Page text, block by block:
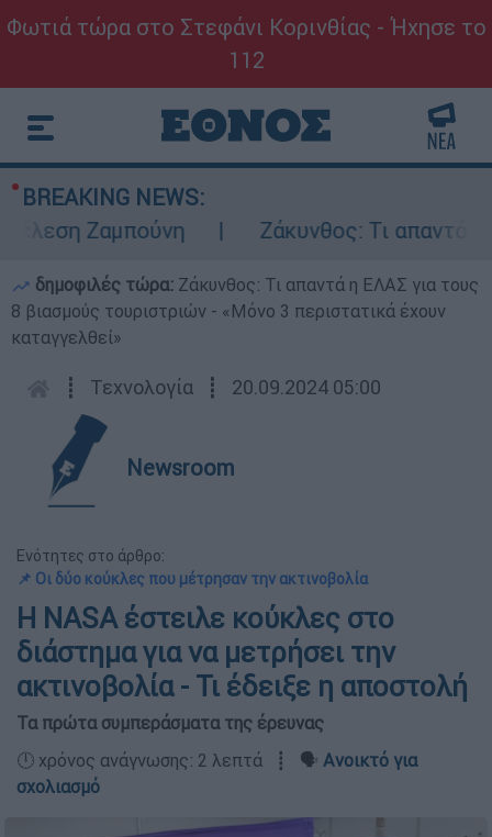
Φωτιά τώρα στο Στεφάνι Κορινθίας - Ήχησε το
112
BREAKING NEWS:
Ζαμπούνη
Ζάκυνθος: Τι απαντά η
δημοφιλές τώρα: Ζάκυνθος: Τι απαντά η ΕΛΑΣ για τους
8 βιασμούς τουριστριών - «Μόνο 3 περιστατικά έχουν
καταγγελθεί»
┋ Τεχνολογία ┋ 20.09.2024 05:00
Newsroom
Ενότητες στο άρθρο:
📌 Οι δύο κούκλες που μέτρησαν την ακτινοβολία
Η NASA έστειλε κούκλες στο
διάστημα για να μετρήσει την
ακτινοβολία - Τι έδειξε η αποστολή
Τα πρώτα συμπεράσματα της έρευνας
🕛 χρόνος ανάγνωσης: 2 λεπτά ┋ 🗣️ Ανοικτό για
σχολιασμό